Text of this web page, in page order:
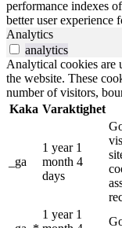
performance indexes
better user experience
Analytics
analytics
Analytical cookies are
the website. These
number of visitors,
Kaka Varaktighet
_ga
1 year 1
month 4
days
1 year 1